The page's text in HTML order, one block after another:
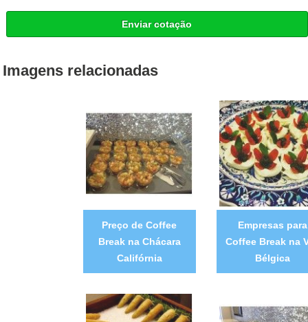
Enviar cotação
Imagens relacionadas
Preço de Coffee
Break na Chácara
Califórnia
Empresas para
Coffee Break na
Bélgica